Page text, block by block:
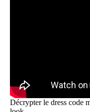
Décrypter le dress code